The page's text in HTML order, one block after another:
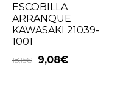
ESCOBILLA
ARRANQUE
KAWASAKI 21039-
1001
18,15€ 9,08€